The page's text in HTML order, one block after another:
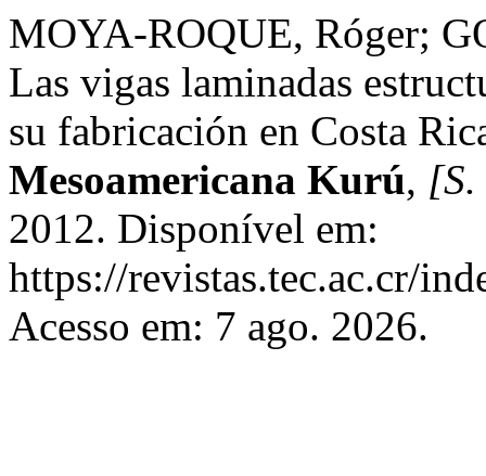
MOYA-ROQUE, Róger;
Las vigas laminadas
su fabricación en Costa
Mesoamericana Kurú,
2012. Disponível em:
https://revistas.tec.ac.cr/
Acesso em: 7 ago. 2026.